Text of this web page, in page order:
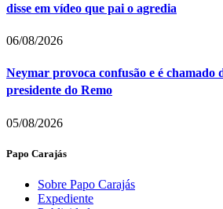
disse em vídeo que pai o agredia
06/08/2026
Neymar provoca confusão e é chamado
presidente do Remo
05/08/2026
Papo Carajás
Sobre Papo Carajás
Expediente